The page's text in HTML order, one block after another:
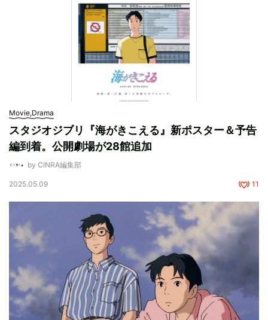
Movie,Drama
スタジオジブリ『海がきこえる』新ポスター＆予告
編到着。公開劇場が28館追加
by CINRA編集部
2025.05.09 11